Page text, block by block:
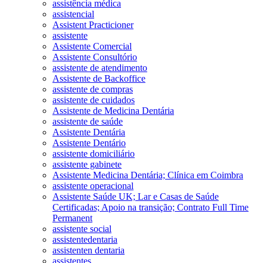
assistência médica
assistencial
Assistent Practicioner
assistente
Assistente Comercial
Assistente Consultório
assistente de atendimento
Assistente de Backoffice
assistente de compras
assistente de cuidados
Assistente de Medicina Dentária
assistente de saúde
Assistente Dentária
Assistente Dentário
assistente domiciliário
assistente gabinete
Assistente Medicina Dentária; Clínica em Coimbra
assistente operacional
Assistente Saúde UK; Lar e Casas de Saúde
Certificadas; Apoio na transição; Contrato Full Time
Permanent
assistente social
assistentedentaria
assistenten dentaria
assistentes